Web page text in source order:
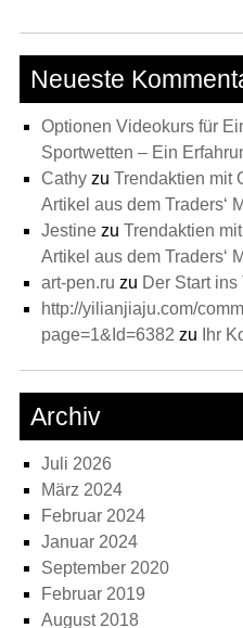
Neueste
Optionen Videokurs für
Sportwetten – Ein
Cathyzu Trendaktien mit
Artikel aus dem Traders‘
Jestinezu Trendaktien
Artikel aus dem Traders‘
art-pen.ru zu Der Start ins
http://yilianjiaju.com/
page=1&Id=6382 zu Ihr
Archiv
Juli 2026
März 2024
Februar 2024
Januar 2024
September 2020
Februar 2019
August 2018